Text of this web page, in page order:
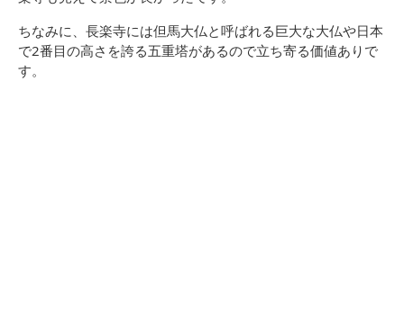
ちなみに、長楽寺には但馬大仏と呼ばれる巨大な大仏や日本
で2番目の高さを誇る五重塔があるので立ち寄る価値ありで
す。